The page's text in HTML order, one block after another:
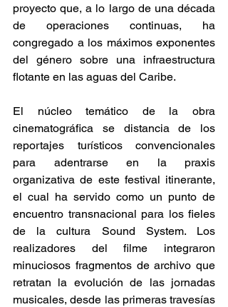
proyecto que, a lo largo de una década
de operaciones continuas, ha
congregado a los máximos exponentes
del género sobre una infraestructura
flotante en las aguas del Caribe.
El núcleo temático de la obra
cinematográfica se distancia de los
reportajes turísticos convencionales
para adentrarse en la praxis
organizativa de este festival itinerante,
el cual ha servido como un punto de
encuentro transnacional para los fieles
de la cultura Sound System. Los
realizadores del filme integraron
minuciosos fragmentos de archivo que
retratan la evolución de las jornadas
musicales, desde las primeras travesías